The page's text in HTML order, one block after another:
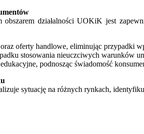
działalności UOKiK jest
oferty handlowe, eliminując przypadki
stosowania nieuczciwych warunków
podnosząc świadomość
sytuację na różnych rynkach,